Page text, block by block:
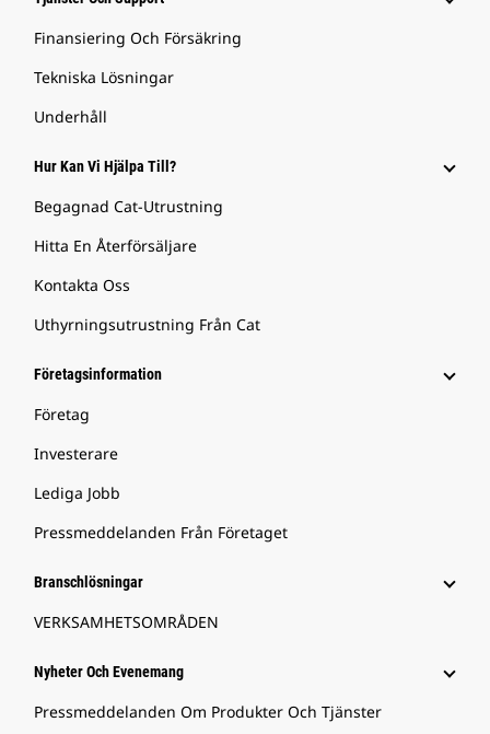
Finansiering Och Försäkring
Tekniska Lösningar
Underhåll
Hur Kan Vi Hjälpa Till?
Begagnad Cat-Utrustning
Hitta En Återförsäljare
Kontakta Oss
Uthyrningsutrustning Från Cat
Företagsinformation
Företag
Investerare
Lediga Jobb
Pressmeddelanden Från Företaget
Branschlösningar
VERKSAMHETSOMRÅDEN
Nyheter Och Evenemang
Pressmeddelanden Om Produkter Och Tjänster